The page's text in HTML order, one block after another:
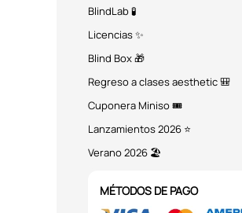
BlindLab 🧪
Licencias ✨
Blind Box 🎁
Regreso a clases aesthetic 🎒
Cuponera Miniso 🎟️
Lanzamientos 2026 ⭐
Verano 2026 🏖️
MÉTODOS DE PAGO